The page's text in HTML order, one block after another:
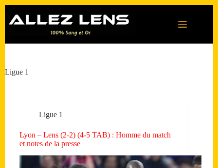
contenu
Ligue 1
Ligue 1
Lyon – Lens (2-2) (4-5 TAB) : Homme du match
et notes de la presse